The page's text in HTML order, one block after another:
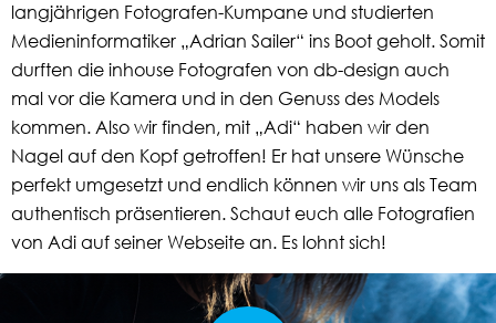
langjährigen Fotografen-Kumpane und studierten
Medieninformatiker „Adrian Sailer“ ins Boot geholt. Somit
durften die inhouse Fotografen von db-design auch
mal vor die Kamera und in den Genuss des Models
kommen. Also wir finden, mit „Adi“ haben wir den
Nagel auf den Kopf getroffen! Er hat unsere Wünsche
perfekt umgesetzt und endlich können wir uns als Team
authentisch präsentieren. Schaut euch alle Fotografien
von Adi auf seiner Webseite an. Es lohnt sich!